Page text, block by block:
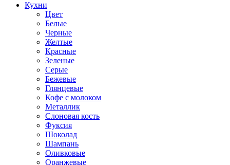
Кухни
Цвет
Белые
Черные
Желтые
Красные
Зеленые
Серые
Бежевые
Глянцевые
Кофе с молоком
Металлик
Слоновая кость
Фуксия
Шоколад
Шампань
Оливковые
Оранжевые